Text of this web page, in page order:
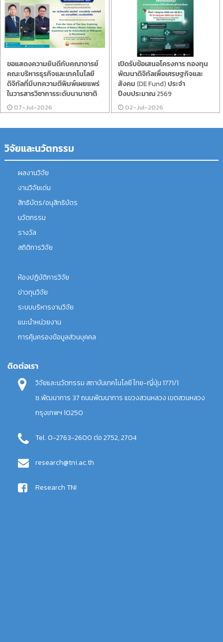
ขอแสดงความยินดีกับคณาจารย์
คณะบริหารธุรกิจและเทคโนโลยี
ดิจิทัลที่มีบทความตีพิมพ์เผยแพร่
ในวารสารวิชาการระดับนานาชาติ
07-Jul-2026
เปิดรับข้อเสนอโครงการ กองทุน
พัฒนาดิจิทัลเพื่อเศรษฐกิจและ
สังคม (DE Fund) ประจำ
ปีงบประมาณ 2569
02-Jul-2026
วิจัยและนวัตกรรม
ผลงานวิจัย
งานวิจัยเด่น
สิทธิบัตร/อนุสิทธิบัตร
นวัตกรรม
รางวัล
สถิติการวิจัย
ห้องปฏิบัติการวิจัย
ข่าวทุนวิจัย
ระบบบริหารงานวิจัย
แนะนำหน่วยงาน
การคุ้มครองข้อมูลส่วนบุคคล
ติดต่อเรา
วิจัยและนวัตกรรม สถาบันเทคโนโลยี ไทย-ญี่ปุ่น 1771/1
ซ.พัฒนาการ 37 ถนนพัฒนาการ แขวงสวนหลวง เขตสวนหลวง
กรุงเทพฯ 10250
Tel. 0-2763-2600 ต่อ 2752, 2704
research@tni.ac.th
Research TNI